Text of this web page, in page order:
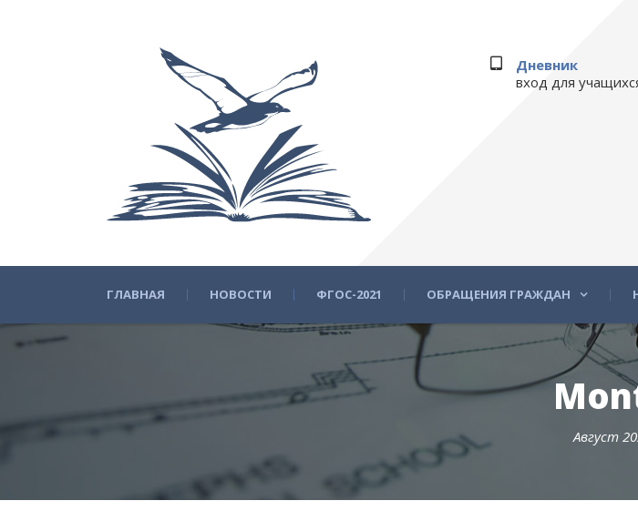
Дневник
вход для
ГЛАВНАЯ НОВОСТИ ФГОС-2021 ОБРАЩЕНИЯ ГРАЖДАН
Август